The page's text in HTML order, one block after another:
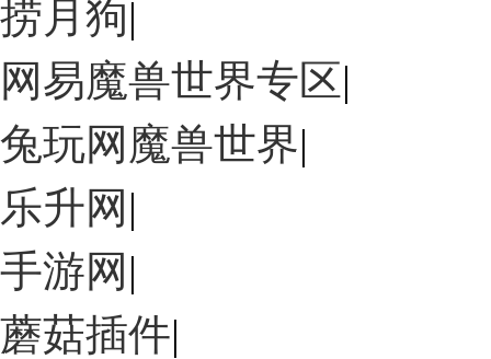
捞月狗|
网易魔兽世界专区|
兔玩网魔兽世界|
乐升网 |
手游网 |
蘑菇插件|